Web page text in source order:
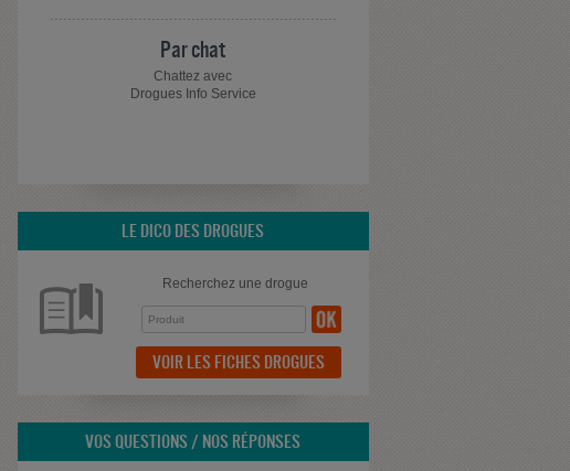
Par chat
Chattez avec
Drogues Info Service
LE DICO DES DROGUES
Recherchez une drogue
VOIR LES FICHES DROGUES
VOS QUESTIONS / NOS RÉPONSES